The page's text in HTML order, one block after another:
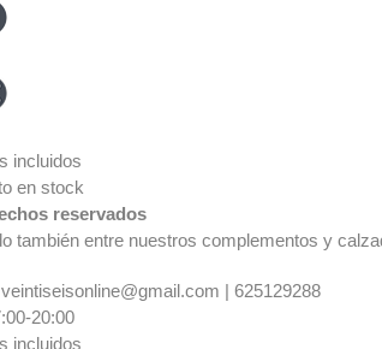
incluidos
en stock
reservados
también entre nuestros complementos y
|625129288
20:00
incluidos